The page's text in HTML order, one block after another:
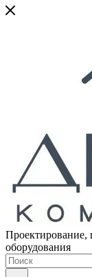
Проектирование,
оборудования